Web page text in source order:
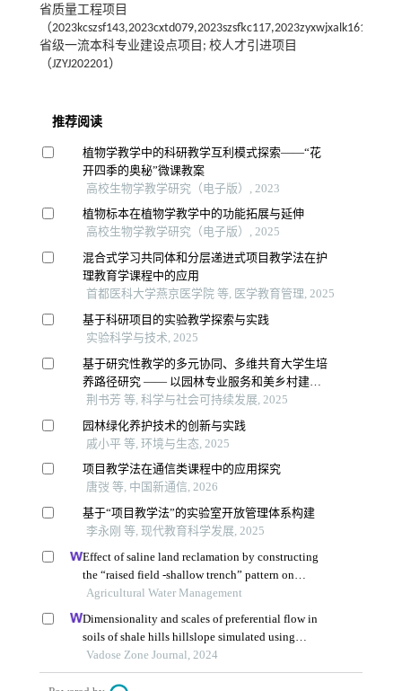
省质量工程项目
（2023kcszsf143,2023cxtd079,2023szsfkc117,2023zyxwjxalk161）;
省级一流本科专业建设点项目; 校人才引进项目
（JZYJ202201）